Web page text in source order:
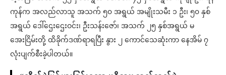
ကုန်က အလည်လာသူ အသက် ၅၀ အရွယ် အမျိုးသမီး ၁ ဦး၊ ၅၀ နှစ်
အရွယ် ဒေါ်ဌေးဌေးဝင်း၊ ဦးသန်းဇော်၊ အသက် ၂၅ နှစ်အရွယ် မ
အေးငြိမ်းတို့ ထိခိုက်ဒဏ်ရာရပြီး နွား ၂ ကောင်သေဆုံးကာ နေအိမ် ၇
လုံးပျက်စီးခဲ့ပါတယ်။